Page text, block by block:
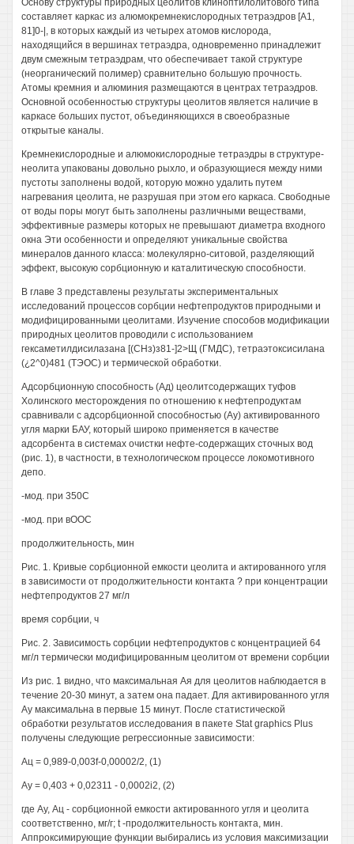
Основу структуры природных цеолитов клиноптилолитового типа
составляет каркас из алюмокремнекислородных тетраэдров [А1,
81]0-|, в которых каждый из четырех атомов кислорода,
находящийся в вершинах тетраэдра, одновременно принадлежит
двум смежным тетраэдрам, что обеспечивает такой структуре
(неорганический полимер) сравнительно большую прочность.
Атомы кремния и алюминия размещаются в центрах тетраэдров.
Основной особенностью структуры цеолитов является наличие в
каркасе больших пустот, объединяющихся в своеобразные
открытые каналы.
Кремнекислородные и алюмокислородные тетраэдры в структуре-
неолита упакованы довольно рыхло, и образующиеся между ними
пустоты заполнены водой, которую можно удалить путем
нагревания цеолита, не разрушая при этом его каркаса. Свободные
от воды поры могут быть заполнены различными веществами,
эффективные размеры которых не превышают диаметра входного
окна Эти особенности и определяют уникальные свойства
минералов данного класса: молекулярно-ситовой, разделяющий
эффект, высокую сорбционную и каталитическую способности.
В главе 3 представлены результаты экспериментальных
исследований процессов сорбции нефтепродуктов природными и
модифицированными цеолитами. Изучение способов модификации
природных цеолитов проводили с использованием
гексаметилдисилазана [(СНз)з81-]2>Щ (ГМДС), тетраэтоксисилана
(¿2^0)481 (ТЭОС) и термической обработки.
Адсорбционную способность (Ад) цеолитсодержащих туфов
Холинского месторождения по отношению к нефтепродуктам
сравнивали с адсорбционной способностью (Ау) активированного
угля марки БАУ, который широко применяется в качестве
адсорбента в системах очистки нефте-содержащих сточных вод
(рис. 1), в частности, в технологическом процессе локомотивного
депо.
-мод. при 350С
-мод. при вООС
продолжительность, мин
Рис. 1. Кривые сорбционной емкости цеолита и актированного угля
в зависимости от продолжительности контакта ? при концентрации
нефтепродуктов 27 мг/л
время сорбции, ч
Рис. 2. Зависимость сорбции нефтепродуктов с концентрацией 64
мг/л термически модифицированным цеолитом от времени сорбции
Из рис. 1 видно, что максимальная Ая для цеолитов наблюдается в
течение 20-30 минут, а затем она падает. Для активированного угля
Ау максимальна в первые 15 минут. После статистической
обработки результатов исследования в пакете Stat graphics Plus
получены следующие регрессионные зависимости:
Ац = 0,989-0,003f-0,00002/2, (1)
Ау = 0,403 + 0,02311 - 0,0002i2, (2)
где Ау, Ац - сорбционной емкости актированного угля и цеолита
соответственно, мг/г; t -продолжительность контакта, мин.
Аппроксимирующие функции выбирались из условия максимизации